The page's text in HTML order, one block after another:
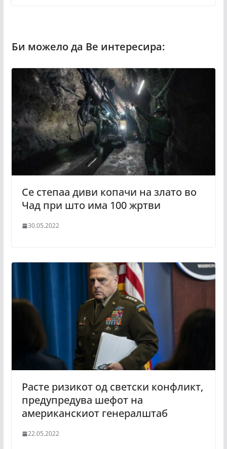
Се степаа диви копачи на злато во
Чад при што има 100 жртви
30.05.2022
Расте ризикот од светски конфликт,
предупредува шефот на
американскиот генералштаб
22.05.2022